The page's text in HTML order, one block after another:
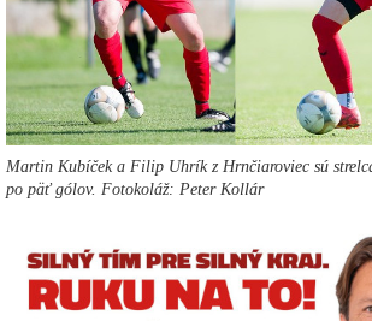
Martin Kubíček a Filip Uhrík z Hrnčiaroviec sú
po päť gólov. Fotokoláž: Peter Kollár